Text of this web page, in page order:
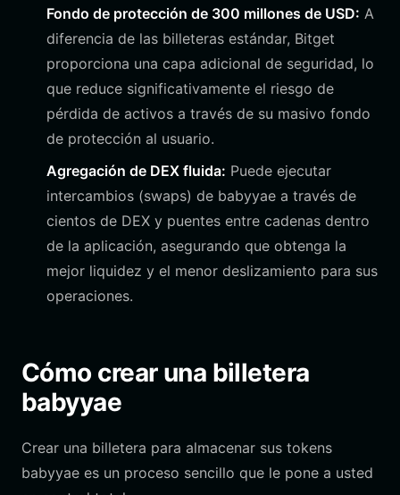
Fondo de protección de 300 millones de USD: A
diferencia de las billeteras estándar, Bitget
proporciona una capa adicional de seguridad, lo
que reduce significativamente el riesgo de
pérdida de activos a través de su masivo fondo
de protección al usuario.
Agregación de DEX fluida: Puede ejecutar
intercambios (swaps) de babyyae a través de
cientos de DEX y puentes entre cadenas dentro
de la aplicación, asegurando que obtenga la
mejor liquidez y el menor deslizamiento para sus
operaciones.
Cómo crear una billetera
babyyae
Crear una billetera para almacenar sus tokens
babyyae es un proceso sencillo que le pone a usted